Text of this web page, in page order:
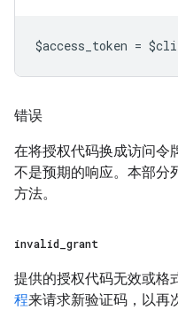
$access_token =
错误
在将授权代码换成访问令
不是预期的响应。本部分
方法。
invalid grant
提供的授权代码无效或格
程来请求新验证码，以再